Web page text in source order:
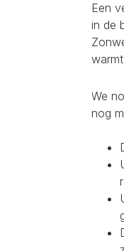
Een
in de
We
nog